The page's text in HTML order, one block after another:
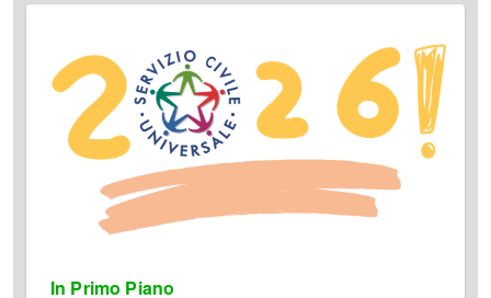
In Primo Piano